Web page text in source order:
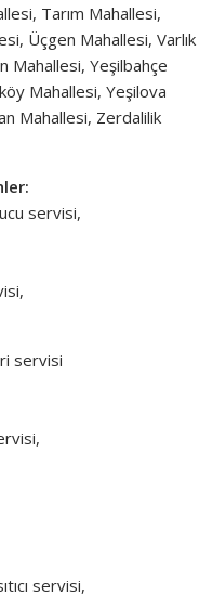
Tarım Mahallesi,
Üçgen Mahallesi, Varlık
Mahallesi, Yeşilbahçe
Mahallesi, Yeşilova
Mahallesi, Zerdalilik
servisi,
servisi
servisi,